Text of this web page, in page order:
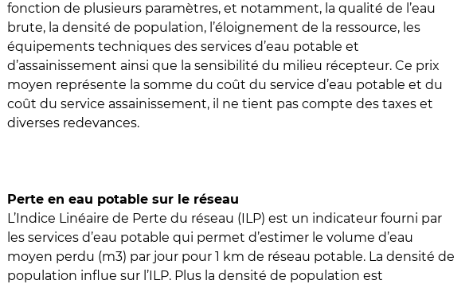
fonction de plusieurs paramètres, et notamment, la qualité de l’eau
brute, la densité de population, l’éloignement de la ressource, les
équipements techniques des services d’eau potable et
d’assainissement ainsi que la sensibilité du milieu récepteur. Ce prix
moyen représente la somme du coût du service d’eau potable et du
coût du service assainissement, il ne tient pas compte des taxes et
diverses redevances.
Perte en eau potable sur le réseau
L’Indice Linéaire de Perte du réseau (ILP) est un indicateur fourni par
les services d’eau potable qui permet d’estimer le volume d’eau
moyen perdu (m3) par jour pour 1 km de réseau potable. La densité de
population influe sur l’ILP. Plus la densité de population est